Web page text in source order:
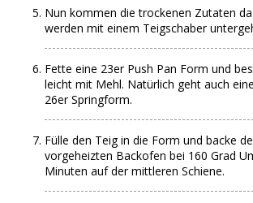
Nun kommen die trockenen Zutaten
werden mit einem Teigschaber
Fette eine 23er Push Pan Form und
leicht mit Mehl. Natürlich geht auch
26er Springform.
Fülle den Teig in die Form und backe
vorgeheizten Backofen bei 160 Grad
Minuten auf der mittleren Schiene.